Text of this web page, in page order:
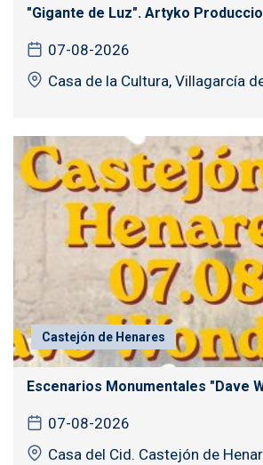
"Gigante de Luz". Artyko
07-08-2026
Casa de la Cultura, Villagarcía
Castejón de Henares
Escenarios Monumentales "Dave
07-08-2026
Casa del Cid. Castejón de